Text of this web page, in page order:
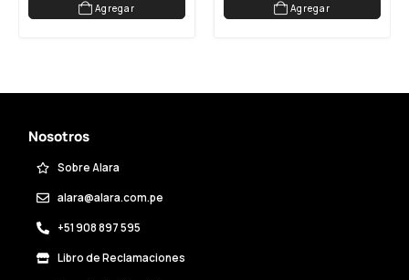
Agregar Agregar
Nosotros
Sobre Alara
alara@alara.com.pe
+51 908 897 595
Libro de Reclamaciones